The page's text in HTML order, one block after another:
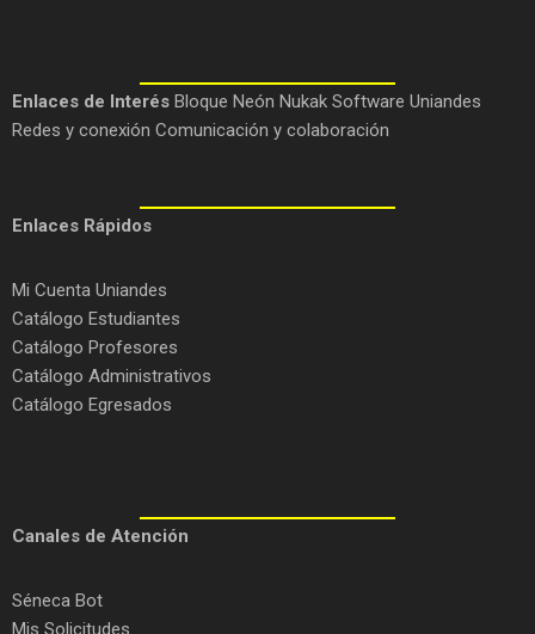
Enlaces de Interés Bloque Neón Nukak Software Uniandes
Redes y conexión Comunicación y colaboración
Enlaces Rápidos
Mi Cuenta Uniandes
Catálogo Estudiantes
Catálogo Profesores
Catálogo Administrativos
Catálogo Egresados
Canales de Atención
Séneca Bot
Mis Solicitudes